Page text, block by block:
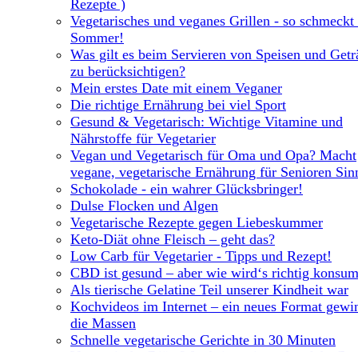
Rezepte )
Vegetarisches und veganes Grillen - so schmeckt
Sommer!
Was gilt es beim Servieren von Speisen und
zu berücksichtigen?
Mein erstes Date mit einem Veganer
Die richtige Ernährung bei viel Sport
Gesund & Vegetarisch: Wichtige Vitamine und
Nährstoffe für Vegetarier
Vegan und Vegetarisch für Oma und Opa? Macht
vegane, vegetarische Ernährung für Senioren
Schokolade - ein wahrer Glücksbringer!
Dulse Flocken und Algen
Vegetarische Rezepte gegen Liebeskummer
Keto-Diät ohne Fleisch – geht das?
Low Carb für Vegetarier - Tipps und Rezept!
CBD ist gesund – aber wie wird‘s richtig
Als tierische Gelatine Teil unserer Kindheit war
Kochvideos im Internet – ein neues Format
die Massen
Schnelle vegetarische Gerichte in 30 Minuten